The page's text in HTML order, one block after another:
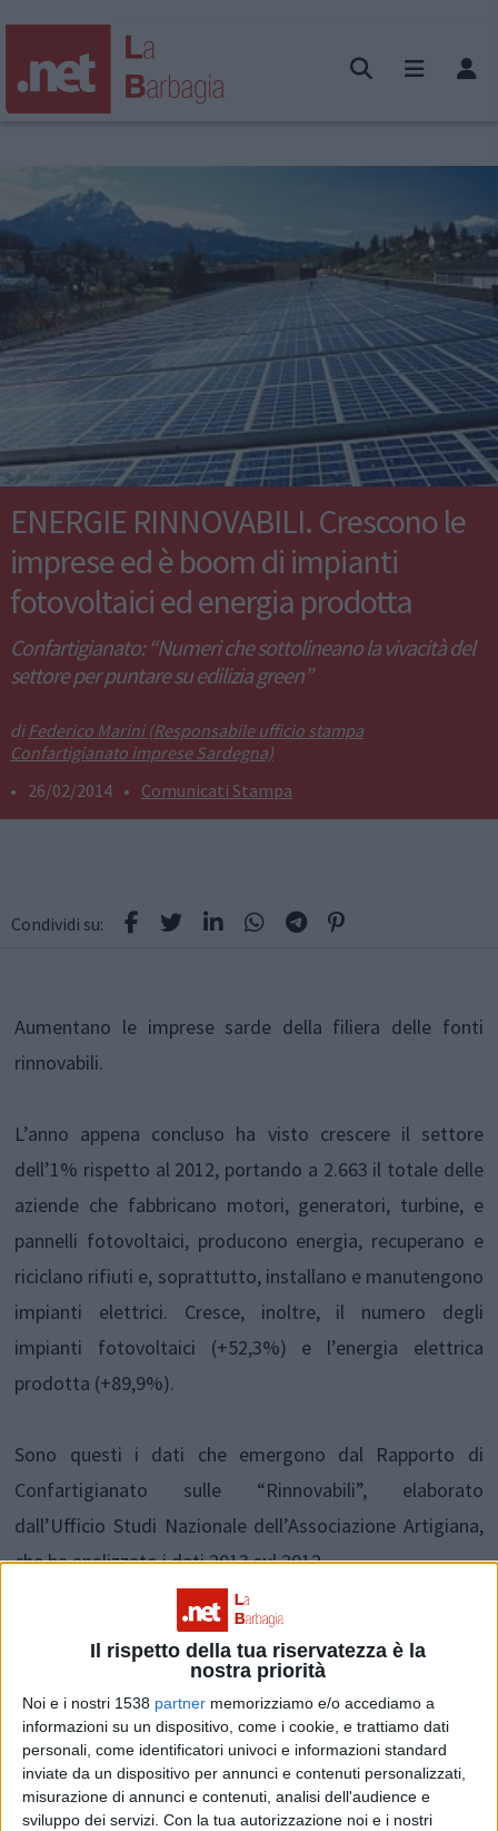
Il rispetto della tua riservatezza è la
nostra priorità
Noi e i nostri 1538 partner memorizziamo e/o accediamo a
informazioni su un dispositivo, come i cookie, e trattiamo dati
personali, come identificatori univoci e informazioni standard
inviate da un dispositivo per annunci e contenuti personalizzati,
misurazione di annunci e contenuti, analisi dell'audience e
sviluppo dei servizi. Con la tua autorizzazione noi e i nostri
ENERGIE RINNOVABILI. Crescono le
imprese ed è boom di impianti
fotovoltaici ed energia prodotta
Confartigianato: “Numeri che sottolineano la vivacità del
settore per puntare su edilizia green”
Federico Marini (Responsabile ufficio stampa
Confartigianato imprese Sardegna)
• 26/02/2014 • Comunicati Stampa
Condividi su:
Aumentano le imprese sarde della filiera delle fonti
rinnovabili.
L’anno appena concluso ha visto crescere il settore
dell’1% rispetto al 2012, portando a 2.663 il totale delle
aziende che fabbricano motori, generatori, turbine, e
pannelli fotovoltaici, producono energia, recuperano e
riciclano rifiuti e, soprattutto, installano e manutengono
impianti elettrici. Cresce, inoltre, il numero degli
impianti fotovoltaici (+52,3%) e l’energia elettrica
prodotta (+89,9%).
Sono questi i dati che emergono dal Rapporto di
Confartigianato sulle “Rinnovabili”, elaborato
dall’Ufficio Studi Nazionale dell’Associazione Artigiana,
che ha analizzato i dati 2013 sul 2012.
“Questi numeri sottolineano la vivacità di un comparto
che punta sull’eco-efficienza e sulle energie rinnovabili –
sottolineano da Confartigianato Imprese Sardegna – e
offrono grandi potenzialità di sviluppo alle piccole
imprese, sia in termini di innovazione, sia per il
mantenimento dei posti di lavoro”.